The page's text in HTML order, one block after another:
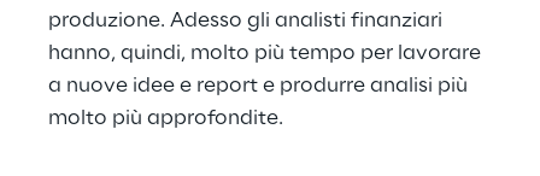
produzione. Adesso gli analisti finanziari
hanno, quindi, molto più tempo per lavorare
a nuove idee e report e produrre analisi più
molto più approfondite.